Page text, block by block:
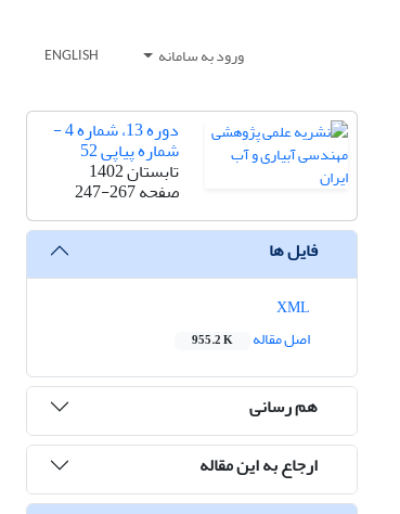
ورود به سامانه ENGLISH
دوره 13، شماره 4 -
شماره پیاپی 52
تابستان 1402
صفحه247-267
فایل ها
اصل مقاله
955.2 K
هم رسانی
ارجاع به این مقاله